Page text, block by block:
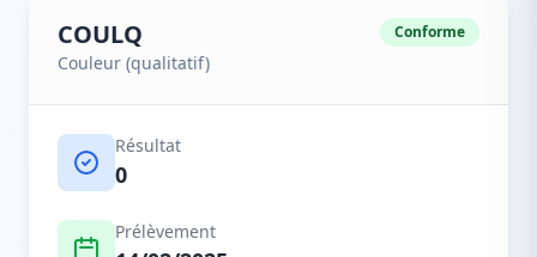
COULQ
Couleur (qualitatif)
Conforme
Résultat
0
Prélèvement